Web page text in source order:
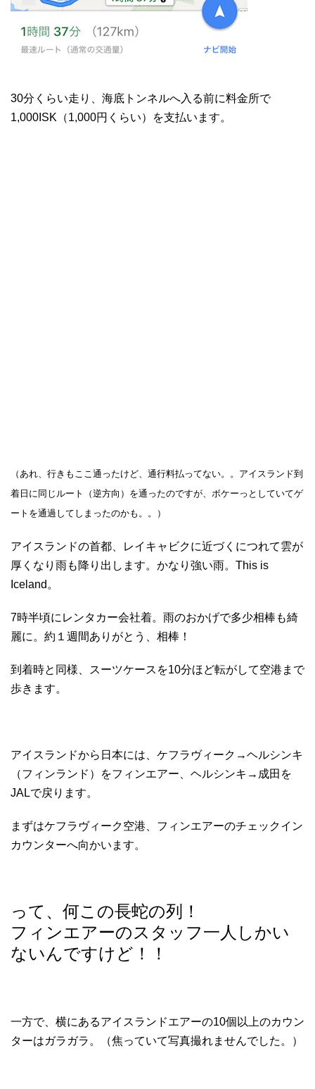
30分くらい走り、海底トンネルへ入る前に料金所で
1,000ISK（1,000円くらい）を支払います。
（あれ、行きもここ通ったけど、通行料払ってない。。アイスランド到
着日に同じルート（逆方向）を通ったのですが、ボケーっとしていてゲ
ートを通過してしまったのかも。。）
アイスランドの首都、レイキャビクに近づくにつれて雲が
厚くなり雨も降り出します。かなり強い雨。This is
Iceland。
7時半頃にレンタカー会社着。雨のおかげで多少相棒も綺
麗に。約１週間ありがとう、相棒！
到着時と同様、スーツケースを10分ほど転がして空港まで
歩きます。
アイスランドから日本には、ケフラヴィーク→ヘルシンキ
（フィンランド）をフィンエアー、ヘルシンキ→成田を
JALで戻ります。
まずはケフラヴィーク空港、フィンエアーのチェックイン
カウンターへ向かいます。
って、何この長蛇の列！
フィンエアーのスタッフ一人しかい
ないんですけど！！
一方で、横にあるアイスランドエアーの10個以上のカウン
ターはガラガラ。（焦っていて写真撮れませんでした。）